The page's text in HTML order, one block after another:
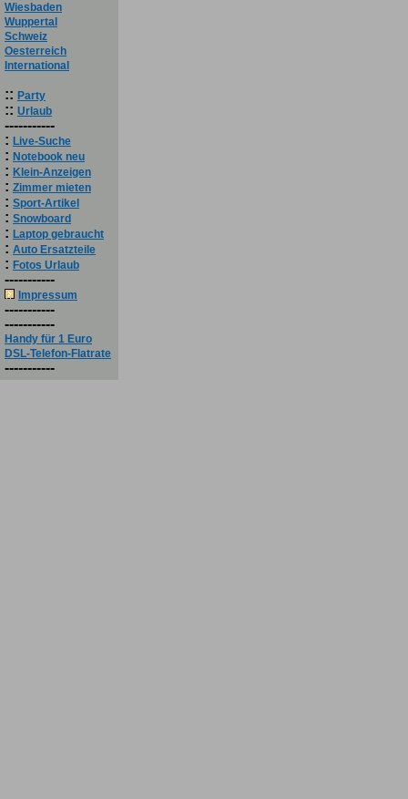
Wiesbaden
Wuppertal
Schweiz
Oesterreich
International
:: Party
:: Urlaub
-----------
: Live-Suche
: Notebook neu
: Klein-Anzeigen
: Zimmer mieten
: Sport-Artikel
: Snowboard
: Laptop gebraucht
: Auto Ersatzteile
: Fotos Urlaub
-----------
Impressum
-----------
-----------
Handy für 1 Euro
DSL-Telefon-Flatrate
-----------